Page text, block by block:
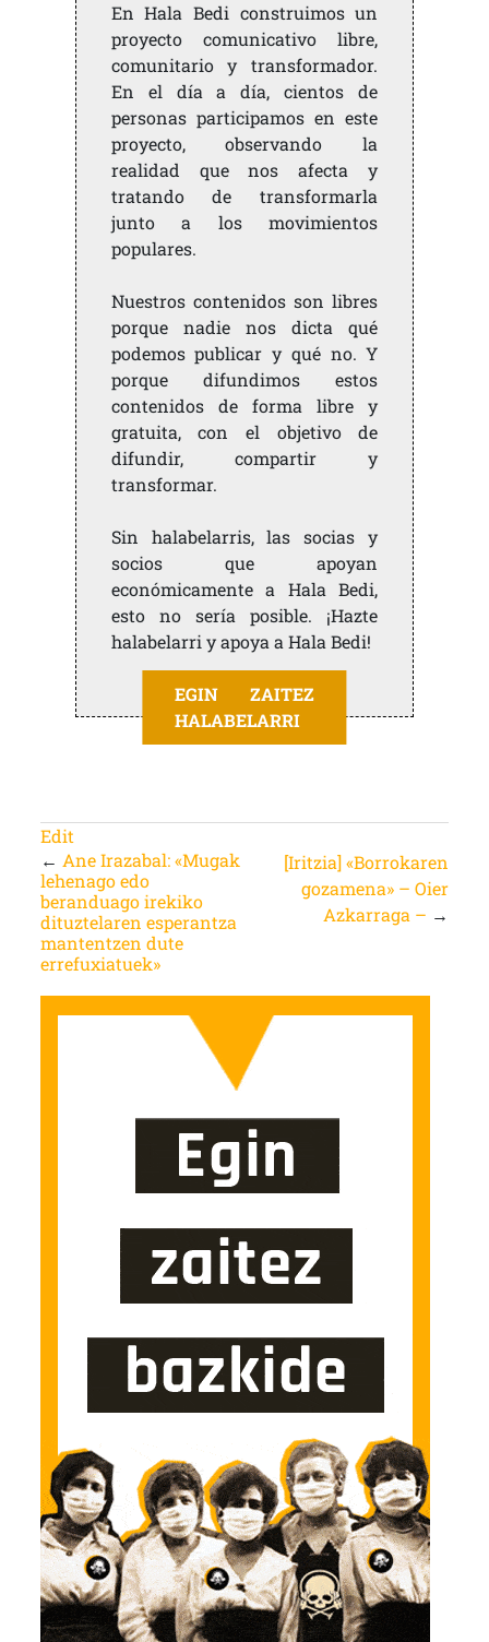
En Hala Bedi construimos un
proyecto comunicativo libre,
comunitario y transformador.
En el día a día, cientos de
personas participamos en este
proyecto, observando la
realidad que nos afecta y
tratando de transformarla
junto a los movimientos
populares.
Nuestros contenidos son libres
porque nadie nos dicta qué
podemos publicar y qué no. Y
porque difundimos estos
contenidos de forma libre y
gratuita, con el objetivo de
difundir, compartir y
transformar.
Sin halabelarris, las socias y
socios que apoyan
económicamente a Hala Bedi,
esto no sería posible. ¡Hazte
halabelarri y apoya a Hala Bedi!
EGIN ZAITEZ
HALABELARRI
Edit
← Ane Irazabal: «Mugak
lehenago edo
beranduago irekiko
dituztelaren esperantza
mantentzen dute
errefuxiatuek»
[Iritzia] «Borrokaren
gozamena» – Oier
Azkarraga – →